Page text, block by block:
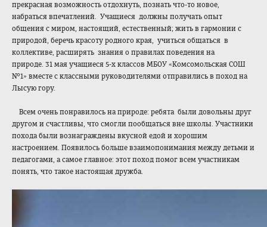
прекрасная возможность отдохнуть, познать что-то новое,
набраться впечатлений. Учащиеся должны получать опыт
общения с миром, настоящий, естественный; жить в гармонии с
природой, беречь красоту родного края, учиться общаться в
коллективе, расширять знания о правилах поведения на
природе. 31 мая учащиеся 5-х классов МБОУ «Комсомольская СОШ
№1» вместе с классными руководителями отправились в поход на
Лысую гору.
Всем очень понравилось на природе: ребята были довольны друг
другом и счастливы, что смогли пообщаться вне школы. Участники
похода были вознаграждены вкусной едой и хорошим
настроением. Появилось больше взаимопонимания между детьми и
педагогами, а самое главное: этот поход помог всем участникам
понять, что такое настоящая дружба.